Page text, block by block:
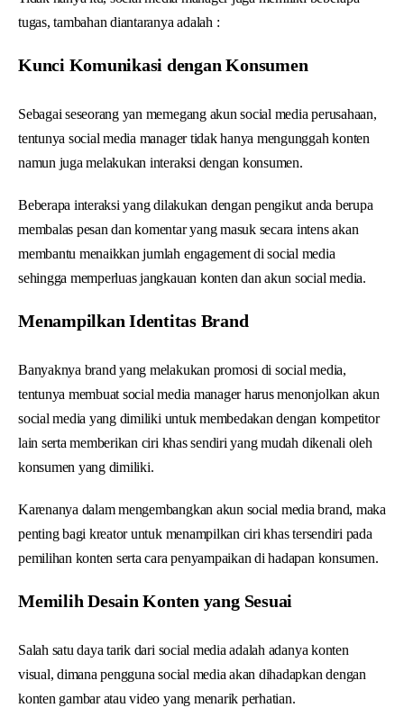
tugas, tambahan diantaranya adalah :
Kunci Komunikasi dengan Konsumen
Sebagai seseorang yan memegang akun social media perusahaan,
tentunya social media manager tidak hanya mengunggah konten
namun juga melakukan interaksi dengan konsumen.
Beberapa interaksi yang dilakukan dengan pengikut anda berupa
membalas pesan dan komentar yang masuk secara intens akan
membantu menaikkan jumlah engagement di social media
sehingga memperluas jangkauan konten dan akun social media.
Menampilkan Identitas Brand
Banyaknya brand yang melakukan promosi di social media,
tentunya membuat social media manager harus menonjolkan akun
social media yang dimiliki untuk membedakan dengan kompetitor
lain serta memberikan ciri khas sendiri yang mudah dikenali oleh
konsumen yang dimiliki.
Karenanya dalam mengembangkan akun social media brand, maka
penting bagi kreator untuk menampilkan ciri khas tersendiri pada
pemilihan konten serta cara penyampaikan di hadapan konsumen.
Memilih Desain Konten yang Sesuai
Salah satu daya tarik dari social media adalah adanya konten
visual, dimana pengguna social media akan dihadapkan dengan
konten gambar atau video yang menarik perhatian.